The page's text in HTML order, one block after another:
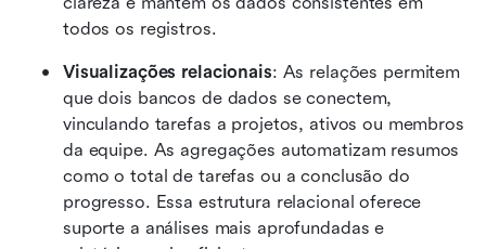
todos os registros.
Visualizações relacionais: As relações permitem
que dois bancos de dados se conectem,
vinculando tarefas a projetos, ativos ou membros
da equipe. As agregações automatizam resumos
como o total de tarefas ou a conclusão do
progresso. Essa estrutura relacional oferece
suporte a análises mais aprofundadas e